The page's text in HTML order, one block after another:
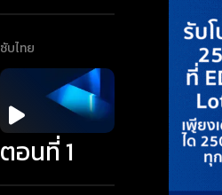
ซับไทย
ตอนที่ 1